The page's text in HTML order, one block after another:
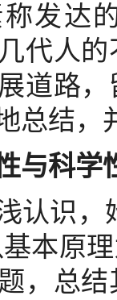
发达
代人
道路
总结，
与科学
识，
本原
，总